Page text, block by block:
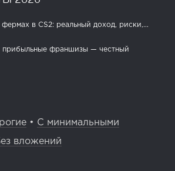
фермах в CS2: реальный доход, риски,...
прибыльные франшизы — честный
• С минимальными
вложений